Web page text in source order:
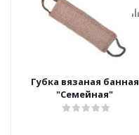
Губка вязаная банная
"Семейная"